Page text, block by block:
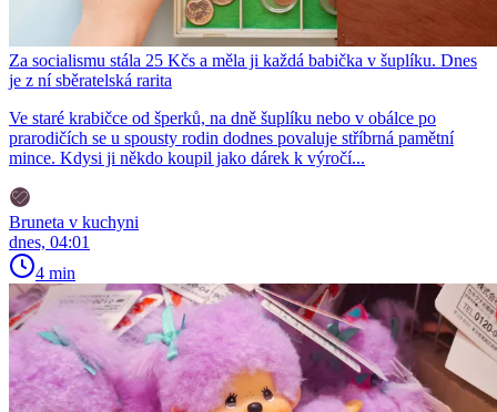
Za socialismu stála 25 Kčs a měla ji každá babička v šuplíku. Dnes
je z ní sběratelská rarita
Ve staré krabičce od šperků, na dně šuplíku nebo v obálce po
prarodičích se u spousty rodin dodnes povaluje stříbrná pamětní
mince. Kdysi ji někdo koupil jako dárek k výročí...
Bruneta v kuchyni
dnes, 04:01
4 min